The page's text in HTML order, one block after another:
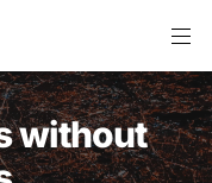
without